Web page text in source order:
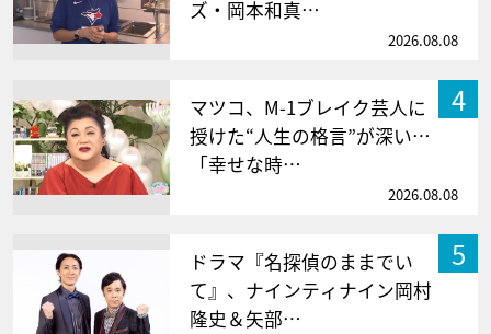
ズ・岡本和真…
2026.08.08
4
マツコ、M-1ブレイク芸人に
授けた“人生の格言”が深い…
「幸せな時…
2026.08.08
5
ドラマ『名探偵のままでい
て』、ナインティナイン岡村
隆史＆矢部…